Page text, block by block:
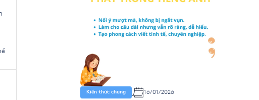
Kiến thức chung 16/01/2026